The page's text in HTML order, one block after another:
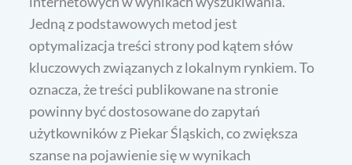
Jedną z podstawowych metod jest
optymalizacja treści strony pod kątem słów
kluczowych związanych z lokalnym rynkiem. To
oznacza, że treści publikowane na stronie
powinny być dostosowane do zapytań
użytkowników z Piekar Śląskich, co zwiększa
szanse na pojawienie się w wynikach